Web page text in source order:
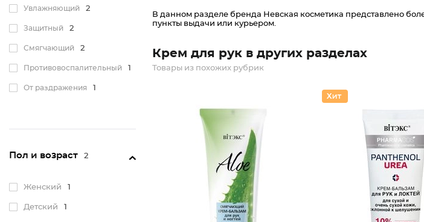
Увлажняющий 2
Защитный 2
Смягчающий 2
Противовоспалительный 1
От раздражения 1
Пол и возраст 2
Женский 1
Детский 1
В данном разделе бренда Невская косметика представлено
пункты выдачи или курьером.
Крем для рук в других разделах
Товары из похожих рубрик